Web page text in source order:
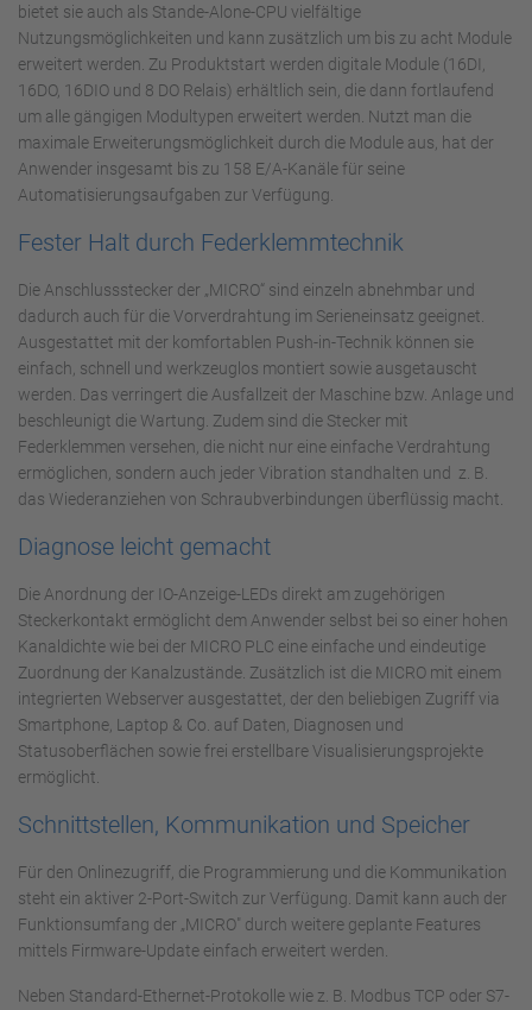
bietet sie auch als Stande-Alone-CPU vielfältige
Nutzungsmöglichkeiten und kann zusätzlich um bis zu acht Module
erweitert werden. Zu Produktstart werden digitale Module (16DI,
16DO, 16DIO und 8 DO Relais) erhältlich sein, die dann fortlaufend
um alle gängigen Modultypen erweitert werden. Nutzt man die
maximale Erweiterungsmöglichkeit durch die Module aus, hat der
Anwender insgesamt bis zu 158 E/A-Kanäle für seine
Automatisierungsaufgaben zur Verfügung.
Fester Halt durch Federklemmtechnik
Die Anschlussstecker der „MICRO“ sind einzeln abnehmbar und
dadurch auch für die Vorverdrahtung im Serieneinsatz geeignet.
Ausgestattet mit der komfortablen Push-in-Technik können sie
einfach, schnell und werkzeuglos montiert sowie ausgetauscht
werden. Das verringert die Ausfallzeit der Maschine bzw. Anlage und
beschleunigt die Wartung. Zudem sind die Stecker mit
Federklemmen versehen, die nicht nur eine einfache Verdrahtung
ermöglichen, sondern auch jeder Vibration standhalten und z. B.
das Wiederanziehen von Schraubverbindungen überflüssig macht.
Diagnose leicht gemacht
Die Anordnung der IO-Anzeige-LEDs direkt am zugehörigen
Steckerkontakt ermöglicht dem Anwender selbst bei so einer hohen
Kanaldichte wie bei der MICRO PLC eine einfache und eindeutige
Zuordnung der Kanalzustände. Zusätzlich ist die MICRO mit einem
integrierten Webserver ausgestattet, der den beliebigen Zugriff via
Smartphone, Laptop & Co. auf Daten, Diagnosen und
Statusoberflächen sowie frei erstellbare Visualisierungsprojekte
ermöglicht.
Schnittstellen, Kommunikation und Speicher
Für den Onlinezugriff, die Programmierung und die Kommunikation
steht ein aktiver 2-Port-Switch zur Verfügung. Damit kann auch der
Funktionsumfang der „MICRO" durch weitere geplante Features
mittels Firmware-Update einfach erweitert werden.
Neben Standard-Ethernet-Protokolle wie z. B. Modbus TCP oder S7-